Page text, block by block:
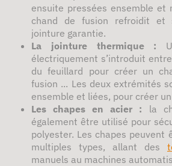
ensuite pressées ensemble et
chand de fusion refroidit et
jointure garantie.
La jointure thermique :
électriquement s’introduit
du feuillard pour créer un
fusion ... Les deux extrémités
ensemble et liées, pour créer
Les chapes en acier : la
également être utilisé pour
polyester. Les chapes peuvent
multiples types, allant des
manuels au machines